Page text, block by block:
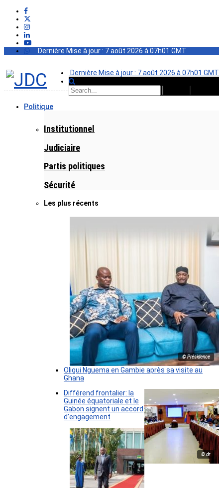
Dernière Mise à jour : 7 août 2026 à 07h01 GMT
Dernière Mise à jour : 7 août 2026 à 07h01 GMT
Politique
Institutionnel
Judiciaire
Partis politiques
Sécurité
Les plus récents
© Présidence
Oligui Nguema en Gambie après sa visite au
Ghana
© dr
Différend frontalier: la
Guinée équatoriale et le
Gabon signent un accord
d’engagement